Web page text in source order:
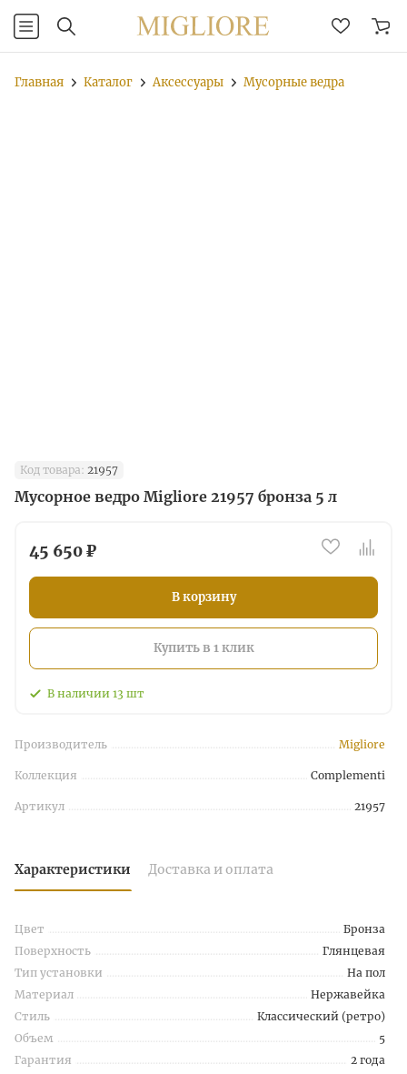
Главная Каталог Аксессуары Мусорные ведра
Код товара: 21957
Мусорное ведро Migliore 21957 бронза 5 л
45 650 ₽
В корзину
Купить в 1 клик
В наличии 13 шт
Производитель Migliore
Коллекция Complementi
Артикул 21957
Характеристики Доставка и оплата
Цвет
Бронза
Поверхность
Глянцевая
Тип установки
На пол
Материал
Нержавейка
Стиль
Классический (ретро)
Объем
5
Гарантия
2 года